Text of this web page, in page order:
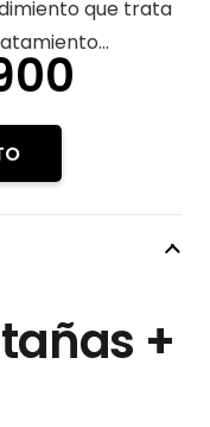
que trata
+